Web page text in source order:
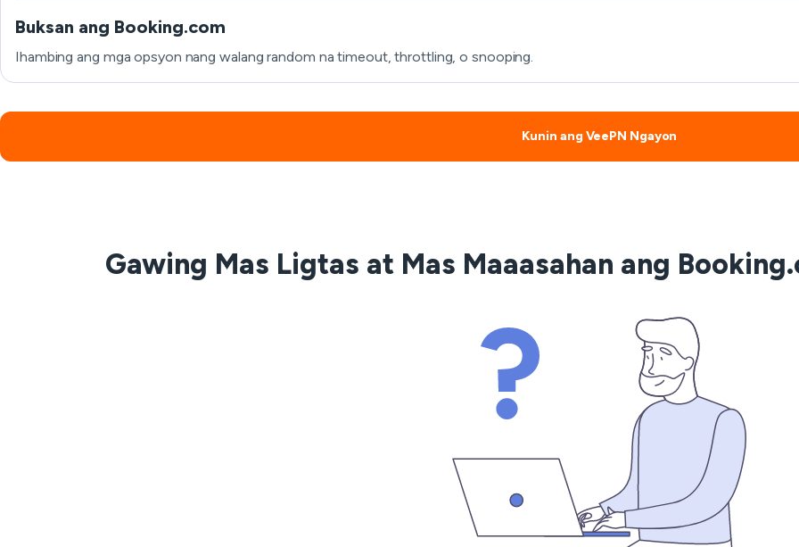
Buksan ang Booking.com
Ihambing ang mga opsyon nang walang random na timeout, throttling, o snooping.
Kunin ang VeePN Ngayon
Gawing Mas Ligtas at Mas Maaasahan ang